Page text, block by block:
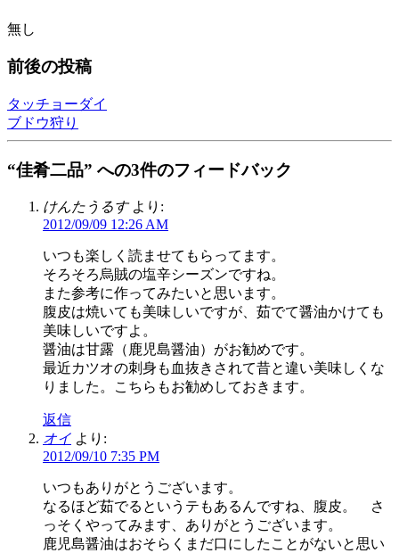
無し
前後の投稿
タッチョーダイ
ブドウ狩り
“佳肴二品” への3件のフィードバック
けんたうるす より:
2012/09/09 12:26 AM
いつも楽しく読ませてもらってます。
そろそろ烏賊の塩辛シーズンですね。
また参考に作ってみたいと思います。
腹皮は焼いても美味しいですが、茹でて醤油かけても
美味しいですよ。
醤油は甘露（鹿児島醤油）がお勧めです。
最近カツオの刺身も血抜きされて昔と違い美味しくな
りました。こちらもお勧めしておきます。
返信
オイ より:
2012/09/10 7:35 PM
いつもありがとうございます。
なるほど茹でるというテもあるんですね、腹皮。 さ
っそくやってみます、ありがとうございます。
鹿児島醤油はおそらくまだ口にしたことがないと思い